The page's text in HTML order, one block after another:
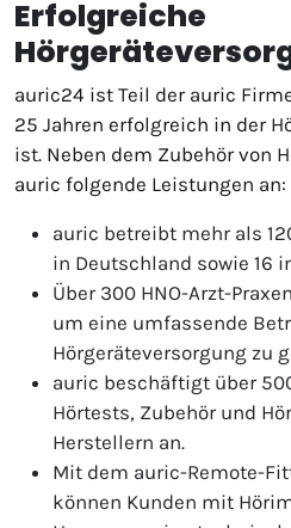
Erfolgreiche
auric24 ist Teil der auric
25 Jahren erfolgreich in der
ist. Neben dem Zubehör von
auric folgende Leistungen an:
auric betreibt mehr als
in Deutschland sowie 16
Über 300 HNO-Arzt-
um eine umfassende
Hörgeräteversorgung zu
auric beschäftigt über
Hörtests, Zubehör und
Herstellern an.
Mit dem auric-Remote-
können Kunden mit